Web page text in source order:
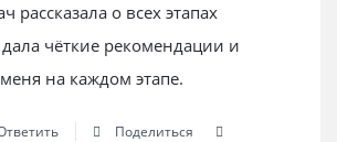
рассказала о всех этапах
чёткие рекомендации и
на каждом этапе.
Поделиться